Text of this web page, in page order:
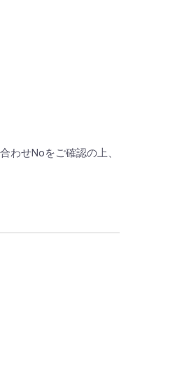
わせNoをご確認の上、